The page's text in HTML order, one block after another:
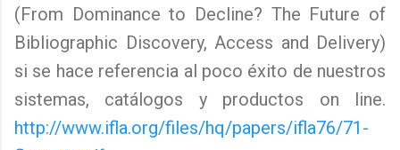
(From Dominance to Decline? The Future of
Bibliographic Discovery, Access and Delivery)
si se hace referencia al poco éxito de nuestros
sistemas, catálogos y productos on line.
http://www.ifla.org/files/hq/papers/ifla76/71-